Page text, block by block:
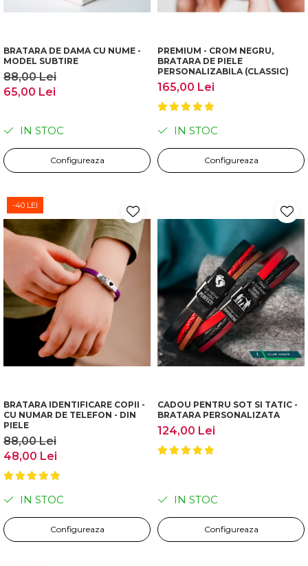
BRATARA DE DAMA CU NUME -
MODEL SUBTIRE
88,00 Lei
65,00 Lei
IN STOC
Configureaza
PREMIUM - CROM NEGRU,
BRATARA DE PIELE
PERSONALIZABILA (CLASSIC)
165,00 Lei
IN STOC
Configureaza
-40 LEI
BRATARA IDENTIFICARE COPII -
CU NUMAR DE TELEFON - DIN
PIELE
88,00 Lei
48,00 Lei
IN STOC
Configureaza
CADOU PENTRU SOT SI TATIC -
BRATARA PERSONALIZATA
124,00 Lei
IN STOC
Configureaza